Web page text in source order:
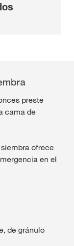
preste
cama de
ofrece
en el
de gránulo